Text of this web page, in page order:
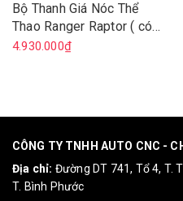
Bộ Thanh Giá Nóc Thể
Thao Ranger Raptor ( có
đèn )
4.930.000₫
CÔNG TY TNHH AUTO CNC -
Địa chỉ: Đường DT 741, Tổ 4, T.
T. Bình Phước